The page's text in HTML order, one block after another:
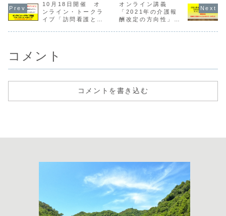
きない方のため
に、講義動画を後
日掲載予定です。
オンライン講義約
1時間半の講義動
下のリンクに掲載
しています。
◆【動画】深め
る！リハビリテー
ション会議とリハ
こと」◆講師作業
療法士 山田 剛
こんなことを話し
ます5月のコラム
ではコラム14
る」に掲載
るコラムを
しました。
コラムの詳
10月18日開催 オ
ンライン・トークラ
イブ「訪問看護とか
オンライン講義
「2021年の介護報
酬改定の方向性」と
コメント
コメントを書き込む